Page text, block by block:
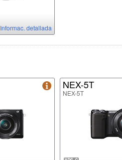
Informac. detallada
NEX-5T
NEX-5T